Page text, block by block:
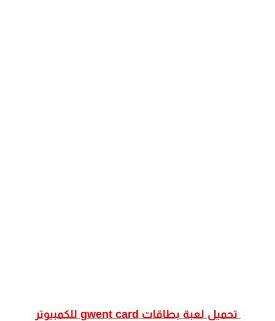
تحميل لعبة بطاقات gwent card للكمبيوتر